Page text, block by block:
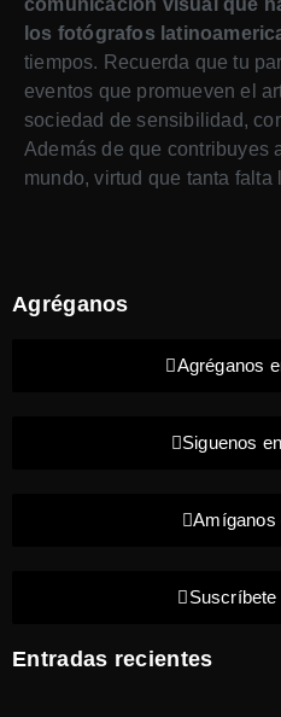
comunicación visual que
los fotógrafos
tiempos. Recuerda que tu
eventos que promueven el
sociedad de sensibilidad,
Además de que contribuyes
mundo, virtud que tanta
Agréganos
Agréganos
Siguenos
Amíganos
Suscríbete
Entradas recientes